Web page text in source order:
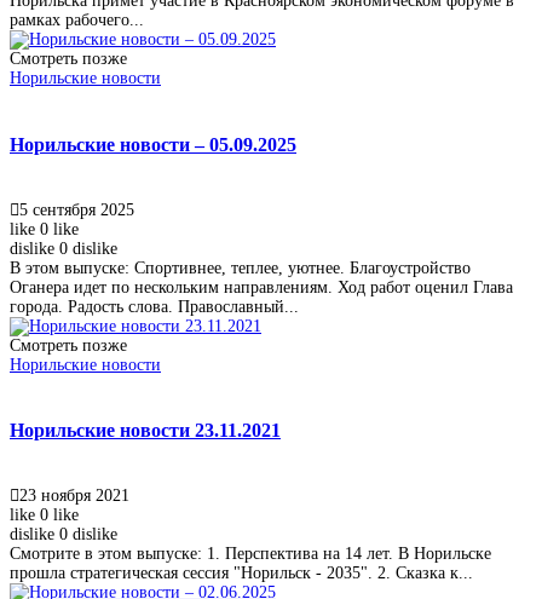
рамках рабочего...
Смотреть позже
Норильские новости
Норильские новости – 05.09.2025
5 сентября 2025
like 0 like
dislike 0 dislike
В этом выпуске: Спортивнее, теплее, уютнее. Благоустройство
Оганера идет по нескольким направлениям. Ход работ оценил Глава
города. Радость слова. Православный...
Смотреть позже
Норильские новости
Норильские новости 23.11.2021
23 ноября 2021
like 0 like
dislike 0 dislike
Смотрите в этом выпуске: 1. Перспектива на 14 лет. В Норильске
прошла стратегическая сессия "Норильск - 2035". 2. Сказка к...